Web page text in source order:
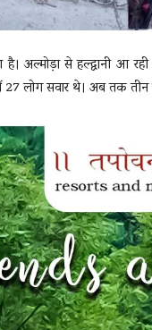
है। अल्मोड़ा से हल्द्वानी आ
लोग सवार थे। अब तक तीन